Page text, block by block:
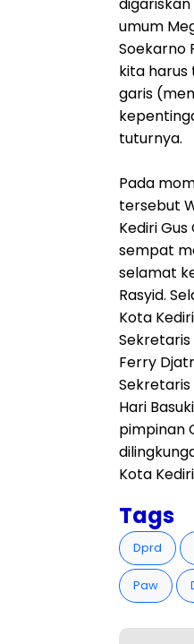
umum
Soekarno
kita harus
garis
tuturnya.
Pada
tersebut
Kediri
sempat
selamat
Rasyid.
Kota
Ferry
Sekretaris
Hari
pimpinan
Kota Kediri
Tags
Dprd
Paw